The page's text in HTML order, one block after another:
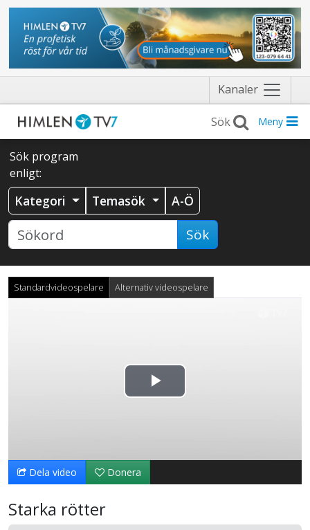
Kanaler Näytä
valikko
Meny
Sök program
enligt:
Kategori Temasök A-Ö
Sök
Standardvideospelare Alternativ videospelare
Spela
video
Dela video Donera
Starka rötter